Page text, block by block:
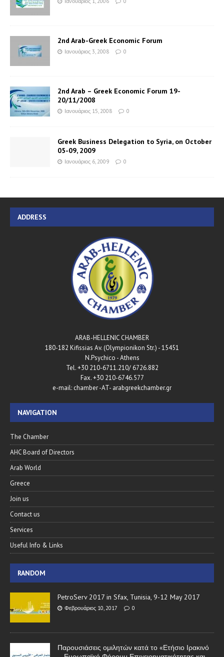
2nd Arab-Greek Economic Forum
Ιανουάριος 3, 2008 0
2nd Arab – Greek Economic Forum 19-
20/11/2008
Ιανουάριος 15, 2008 0
Greek Business Delegation to Syria, on October
05-09, 2009
Ιανουάριος 6, 2009 0
ADDRESS
ARAB-HELLENIC CHAMBER
180-182 Kifissias Av. (Olympionikon Str.) - 15451
N.Psychico - Athens
Tel. +30 210-6711.210/ 6726.882
Fax. +30 210-6746.577
e-mail: chamber -AT- arabgreekchamber.gr
NAVIGATION
The Chamber
AHC Board of Directors
Arab World
Greece
Join us
Contact us
Services
Useful Info & Links
RANDOM
PetroServ 2017 in Sfax, Tunisia, 9-12 May 2017
Φεβρουάριος 10, 2017 0
Παρουσιάσεις ομιλητών κατά το «Ετήσιο Ιρακινό